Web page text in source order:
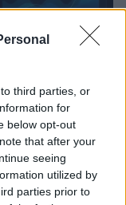
third parties, or
for
below opt-out
that after your
seeing
utilized by
parties prior to